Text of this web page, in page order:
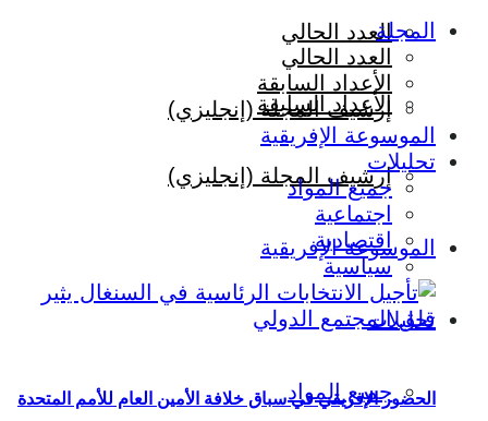
العدد الحالي
الأعداد السابقة
إرشيف المجلة (إنجليزي)
الموسوعة الإفريقية
تحليلات
جميع المواد
المجلة
العدد الحالي
الأعداد السابقة
إرشيف المجلة (إنجليزي)
الموسوعة الإفريقية
تحليلات
جميع المواد
اجتماعية
اقتصادية
سياسية
الحضور الإفريقي في سباق خلافة الأمين العام للأمم المتحدة